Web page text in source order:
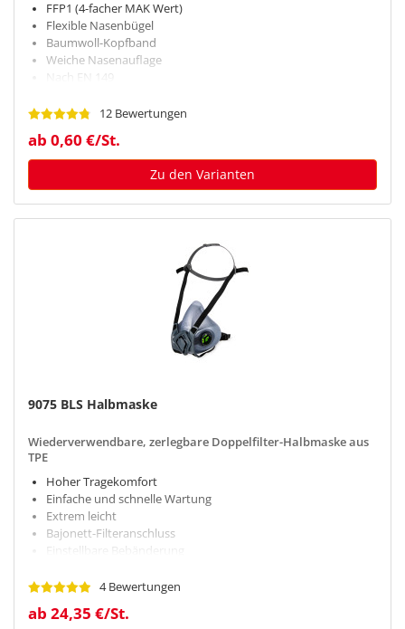
FFP1 (4-facher MAK Wert)
Flexible Nasenbügel
Baumwoll-Kopfband
Weiche Nasenauflage
Nach EN 149
12 Bewertungen
ab 0,60 €/St.
Zu den Varianten
9075 BLS Halbmaske
Wiederverwendbare, zerlegbare Doppelfilter-Halbmaske aus
TPE
Hoher Tragekomfort
Einfache und schnelle Wartung
Extrem leicht
Bajonett-Filteranschluss
Einstellbare Bebänderung
4 Bewertungen
ab 24,35 €/St.